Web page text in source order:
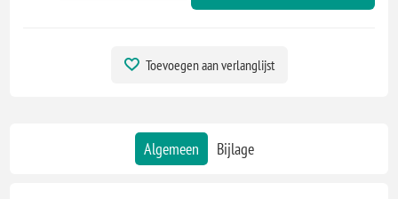
Toevoegen aan verlanglijst
Algemeen Bijlage